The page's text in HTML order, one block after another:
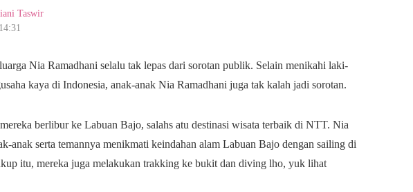
Taswir
Nia Ramadhani selalu tak lepas dari sorotan publik. Selain menikahi laki-
kaya di Indonesia, anak-anak Nia Ramadhani juga tak kalah jadi sorotan.
mereka berlibur ke Labuan Bajo, salahs atu destinasi wisata terbaik di NTT. Nia
anak serta temannya menikmati keindahan alam Labuan Bajo dengan sailing di
itu, mereka juga melakukan trakking ke bukit dan diving lho, yuk lihat